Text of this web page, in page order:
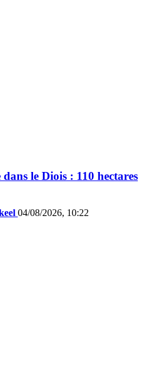
le Diois : 110 hectares
04/08/2026, 10:22